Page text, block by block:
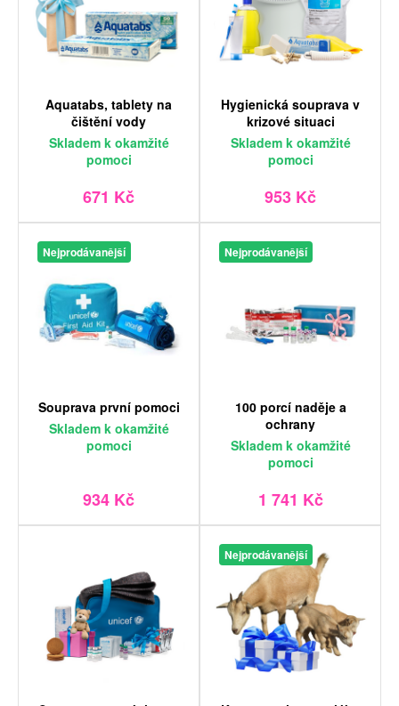
Aquatabs, tablety na
čištění vody
Skladem k okamžité
pomoci
671 Kč
Hygienická souprava v
krizové situaci
Skladem k okamžité
pomoci
953 Kč
Nejprodávanější
Souprava první pomoci
Skladem k okamžité
pomoci
934 Kč
Nejprodávanější
100 porcí naděje a
ochrany
Skladem k okamžité
pomoci
1 741 Kč
Nejprodávanější